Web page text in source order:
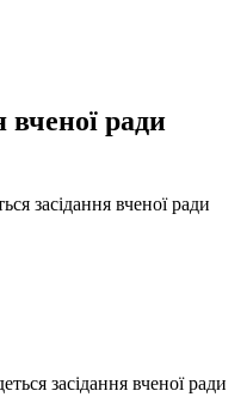
вченої ради
засідання вченої ради
засідання вченої ради